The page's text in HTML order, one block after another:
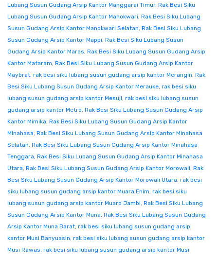
Lubang Susun Gudang Arsip Kantor Manggarai Timur, Rak Besi Siku
Lubang Susun Gudang Arsip Kantor Manokwari, Rak Besi Siku Lubang
Susun Gudang Arsip Kantor Manokwari Selatan, Rak Besi Siku Lubang
Susun Gudang Arsip Kantor Mappi, Rak Besi Siku Lubang Susun
Gudang Arsip Kantor Maros, Rak Besi Siku Lubang Susun Gudang Arsip
Kantor Mataram, Rak Besi Siku Lubang Susun Gudang Arsip Kantor
Maybrat, rak besi siku lubang susun gudang arsip kantor Merangin, Rak
Besi Siku Lubang Susun Gudang Arsip Kantor Merauke, rak besi siku
lubang susun gudang arsip kantor Mesuji, rak besi siku lubang susun
gudang arsip kantor Metro, Rak Besi Siku Lubang Susun Gudang Arsip
Kantor Mimika, Rak Besi Siku Lubang Susun Gudang Arsip Kantor
Minahasa, Rak Besi Siku Lubang Susun Gudang Arsip Kantor Minahasa
Selatan, Rak Besi Siku Lubang Susun Gudang Arsip Kantor Minahasa
Tenggara, Rak Besi Siku Lubang Susun Gudang Arsip Kantor Minahasa
Utara, Rak Besi Siku Lubang Susun Gudang Arsip Kantor Morowali, Rak
Besi Siku Lubang Susun Gudang Arsip Kantor Morowali Utara, rak besi
siku lubang susun gudang arsip kantor Muara Enim, rak besi siku
lubang susun gudang arsip kantor Muaro Jambi, Rak Besi Siku Lubang
Susun Gudang Arsip Kantor Muna, Rak Besi Siku Lubang Susun Gudang
Arsip Kantor Muna Barat, rak besi siku lubang susun gudang arsip
kantor Musi Banyuasin, rak besi siku lubang susun gudang arsip kantor
Musi Rawas, rak besi siku lubang susun gudang arsip kantor Musi